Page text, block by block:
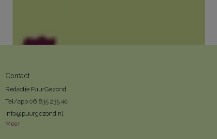
Contact
Redactie PuurGezond
Tel/app 06 835 235 40
info@puurgezond.nl
Meer